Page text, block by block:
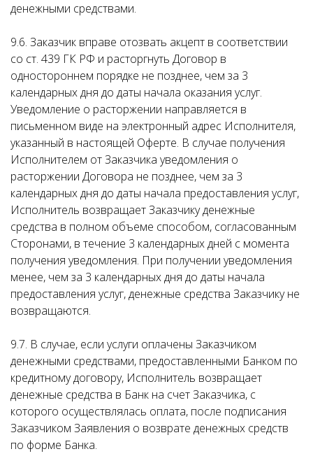
денежными средствами.
9.6. Заказчик вправе отозвать акцепт в соответствии
со ст. 439 ГК РФ и расторгнуть Договор в
одностороннем порядке не позднее, чем за 3
календарных дня до даты начала оказания услуг.
Уведомление о расторжении направляется в
письменном виде на электронный адрес Исполнителя,
указанный в настоящей Оферте. В случае получения
Исполнителем от Заказчика уведомления о
расторжении Договора не позднее, чем за 3
календарных дня до даты начала предоставления услуг,
Исполнитель возвращает Заказчику денежные
средства в полном объеме способом, согласованным
Сторонами, в течение 3 календарных дней с момента
получения уведомления. При получении уведомления
менее, чем за 3 календарных дня до даты начала
предоставления услуг, денежные средства Заказчику не
возвращаются.
9.7. В случае, если услуги оплачены Заказчиком
денежными средствами, предоставленными Банком по
кредитному договору, Исполнитель возвращает
денежные средства в Банк на счет Заказчика, с
которого осуществлялась оплата, после подписания
Заказчиком Заявления о возврате денежных средств
по форме Банка.